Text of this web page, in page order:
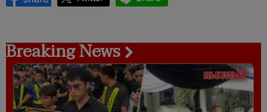
Breaking News